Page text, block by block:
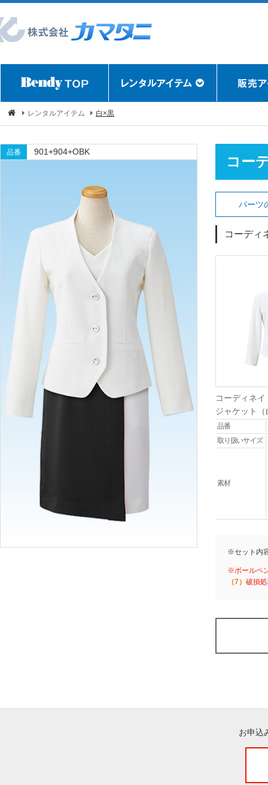
レンタルアイテム 白×黒
品番 901+904+OBK
コー
パーツ
コーディ
コーディネ
ジャケット（
品番
取り扱いサイズ
素材
※セット内
※ボールペ
（7） 破損
お申込